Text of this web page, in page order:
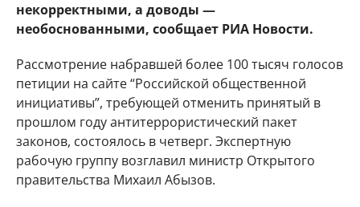
некорректными, а доводы —
необоснованными, сообщает РИА Новости.
Рассмотрение набравшей более 100 тысяч голосов
петиции на сайте “Российской общественной
инициативы”, требующей отменить принятый в
прошлом году антитеррористический пакет
законов, состоялось в четверг. Экспертную
рабочую группу возглавил министр Открытого
правительства Михаил Абызов.